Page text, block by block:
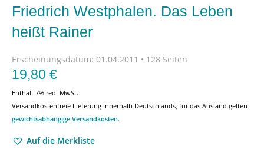
Friedrich Westphalen. Das Leben
heißt Rainer
Erscheinungsdatum: 01.04.2011 • 128 Seiten
19,80 €
Enthält 7% red. MwSt.
Versandkostenfreie Lieferung innerhalb Deutschlands, für das Ausland gelten
gewichtsabhängige Versandkosten.
Auf die Merkliste